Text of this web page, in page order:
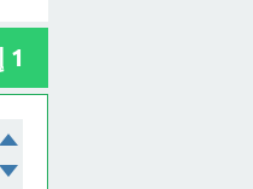
1